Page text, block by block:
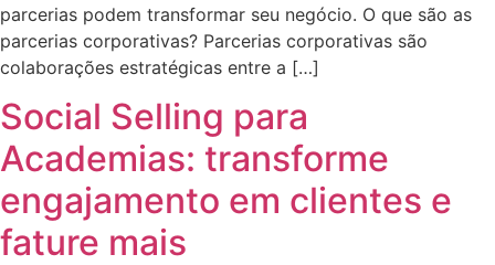
parcerias podem transformar seu negócio. O que são as
parcerias corporativas? Parcerias corporativas são
colaborações estratégicas entre a […]
Social Selling para
Academias: transforme
engajamento em clientes e
fature mais